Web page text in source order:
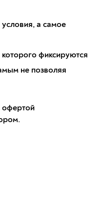
а самое
фиксируются
не позволяя
офертой